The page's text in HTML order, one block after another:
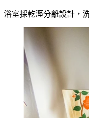
浴室採乾溼分離設計，